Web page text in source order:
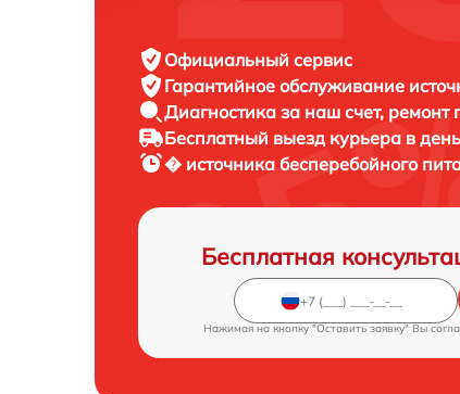
Официальный сервис
Гарантийное обслуживание
Диагностика за наш счет, ремонт
Бесплатный выезд курьера в
� источника бесперебойного
Бесплатная
Нажимая на кнопку "Оставить заявку" Вы